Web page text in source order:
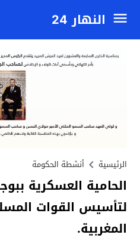
النهار 24
الرئيسية أنشطة الحكومة
لتأسيس القوات
المغربية.